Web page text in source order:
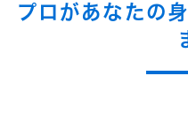
プロがあなたの